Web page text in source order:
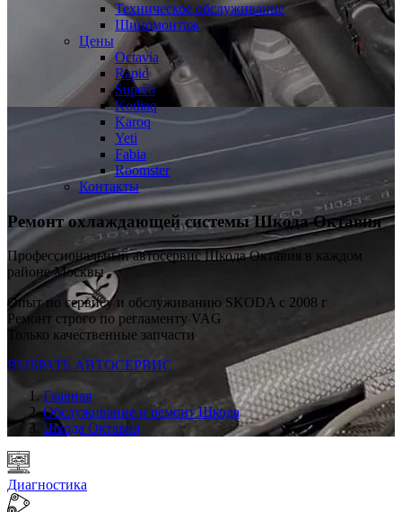
Техническое обслуживание
Шиномонтаж
Цены
Octavia
Rapid
Superb
Kodiaq
Karoq
Yeti
Fabia
Roomster
Контакты
Ремонт охлаждающей системы Шкода Октавия
Профессиональный автосервис Шкода Октавия в каждом
районе Москвы
Опыт по сервису и обслуживанию SKODA с 2008 г
Ремонт строго по регламенту VAG
Только качественные запчасти
ВЫБРАТЬ АВТОСЕРВИС
Главная
Обслуживание и ремонт Шкода
Шкода Октавия
Диагностика